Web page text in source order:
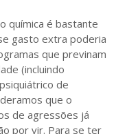
química é bastante
gasto extra poderia
que previnam
(incluindo
de
que o
de agressões já
por vir. Para se ter